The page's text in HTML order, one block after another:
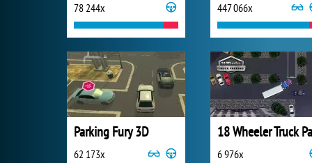
78 244x 447 066x
Parking Fury 3D
62 173x 6 976x